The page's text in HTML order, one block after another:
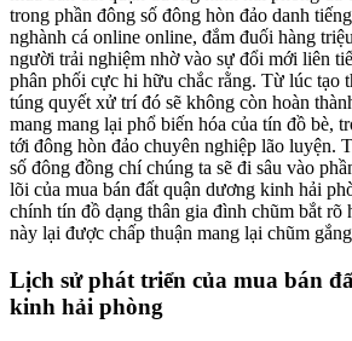
trong phần đông số đông hòn đảo danh
nghành cá online online, đắm đuối hàng
người trải nghiệm nhờ vào sự đổi mới liên
phân phối cực hi hữu chắc rằng. Từ lúc tạo
túng quyết xử trí đó sẽ không còn hoàn
mang mang lại phổ biến hóa của tín đồ bè,
tới đông hòn đảo chuyên nghiệp lão luyện.
số đông đồng chí chúng ta sẽ đi sâu vào
lõi của mua bán đất quận dương kinh hải
chính tín đồ dạng thân gia đình chũm bắt rõ
này lại được chấp thuận mang lại chũm
Lịch sử phát triển của mua bán
kinh hải phòng